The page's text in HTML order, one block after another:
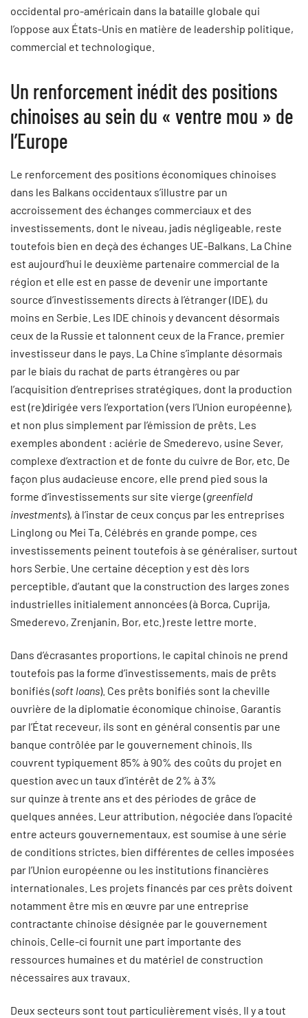
occidental pro-américain dans la bataille globale qui
l’oppose aux États-Unis en matière de leadership politique,
commercial et technologique.
Un renforcement inédit des positions
chinoises au sein du « ventre mou » de
l’Europe
Le renforcement des positions économiques chinoises
dans les Balkans occidentaux s’illustre par un
accroissement des échanges commerciaux et des
investissements, dont le niveau, jadis négligeable, reste
toutefois bien en deçà des échanges UE-Balkans. La Chine
est aujourd’hui le deuxième partenaire commercial de la
région et elle est en passe de devenir une importante
source d’investissements directs à l’étranger (IDE), du
moins en Serbie. Les IDE chinois y devancent désormais
ceux de la Russie et talonnent ceux de la France, premier
investisseur dans le pays. La Chine s’implante désormais
par le biais du rachat de parts étrangères ou par
l’acquisition d’entreprises stratégiques, dont la production
est (re)dirigée vers l’exportation (vers l’Union européenne),
et non plus simplement par l’émission de prêts. Les
exemples abondent : aciérie de Smederevo, usine Sever,
complexe d’extraction et de fonte du cuivre de Bor, etc. De
façon plus audacieuse encore, elle prend pied sous la
forme d’investissements sur site vierge (greenfield
investments), à l’instar de ceux conçus par les entreprises
Linglong ou Mei Ta. Célébrés en grande pompe, ces
investissements peinent toutefois à se généraliser, surtout
hors Serbie. Une certaine déception y est dès lors
perceptible, d’autant que la construction des larges zones
industrielles initialement annoncées (à Borca, Cuprija,
Smederevo, Zrenjanin, Bor, etc.) reste lettre morte.
Dans d’écrasantes proportions, le capital chinois ne prend
toutefois pas la forme d’investissements, mais de prêts
bonifiés (soft loans). Ces prêts bonifiés sont la cheville
ouvrière de la diplomatie économique chinoise. Garantis
par l’État receveur, ils sont en général consentis par une
banque contrôlée par le gouvernement chinois. Ils
couvrent typiquement 85% à 90% des coûts du projet en
question avec un taux d’intérêt de 2% à 3%
sur quinze à trente ans et des périodes de grâce de
quelques années. Leur attribution, négociée dans l’opacité
entre acteurs gouvernementaux, est soumise à une série
de conditions strictes, bien différentes de celles imposées
par l’Union européenne ou les institutions financières
internationales. Les projets financés par ces prêts doivent
notamment être mis en œuvre par une entreprise
contractante chinoise désignée par le gouvernement
chinois. Celle-ci fournit une part importante des
ressources humaines et du matériel de construction
nécessaires aux travaux.
Deux secteurs sont tout particulièrement visés. Il y a tout